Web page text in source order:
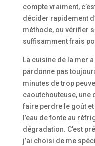
compte vraiment,
décider rapidement
méthode, ou vérifier
suffisamment frais
La cuisine de la mer
pardonne pas
minutes de trop
caoutchouteuse, une
faire perdre le goût
l’eau de fonte au
dégradation. C’est
j’ai choisi de me